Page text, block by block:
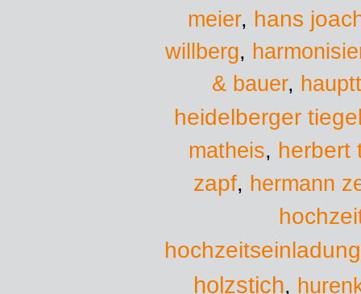
meier, hans
willberg,
& bauer,
heidelberger
matheis, herbert
zapf, hermann
holzstich,